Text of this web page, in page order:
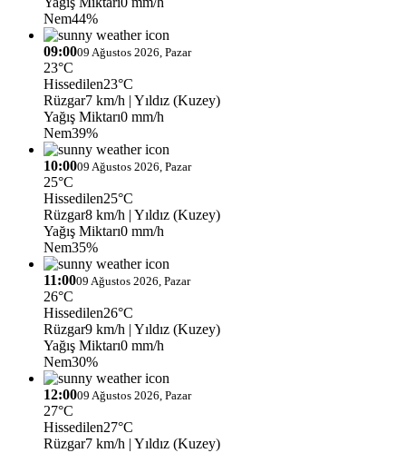
Nem44%
09:0009 Ağustos 2026, Pazar
23°C
Hissedilen23°C
Rüzgar7 km/h | Yıldız (Kuzey)
Yağış Miktarı0 mm/h
Nem39%
10:0009 Ağustos 2026, Pazar
25°C
Hissedilen25°C
Rüzgar8 km/h | Yıldız (Kuzey)
Yağış Miktarı0 mm/h
Nem35%
11:0009 Ağustos 2026, Pazar
26°C
Hissedilen26°C
Rüzgar9 km/h | Yıldız (Kuzey)
Yağış Miktarı0 mm/h
Nem30%
12:0009 Ağustos 2026, Pazar
27°C
Hissedilen27°C
Rüzgar7 km/h | Yıldız (Kuzey)